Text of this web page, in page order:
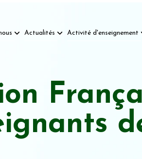
Actualités Activité d'enseignement